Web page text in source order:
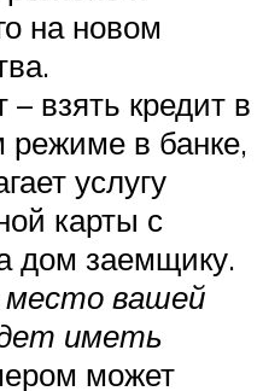
на новом
взять кредит в
режиме в банке,
услугу
карты с
дом заемщику.
место вашей
иметь
может